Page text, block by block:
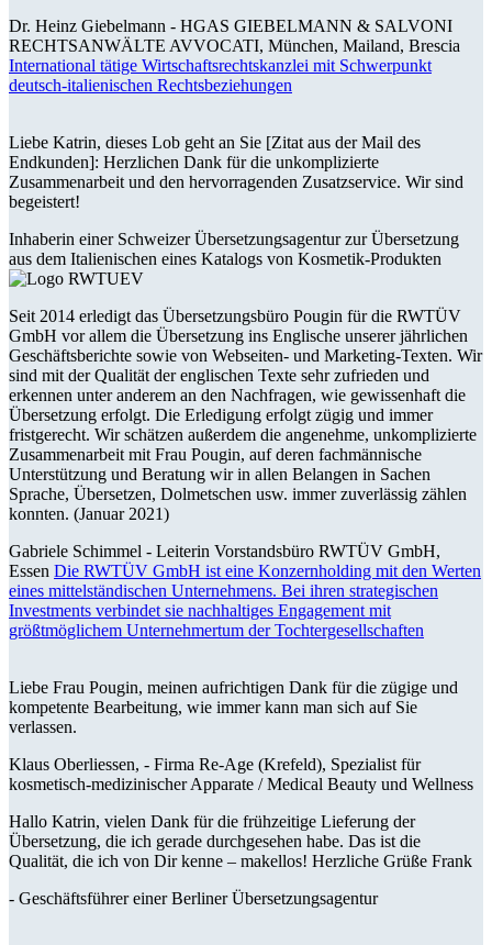
Dr. Heinz Giebelmann - HGAS GIEBELMANN & SALVONI
RECHTSANWÄLTE AVVOCATI, München, Mailand, Brescia
International tätige Wirtschaftsrechtskanzlei mit Schwerpunkt
deutsch-italienischen Rechtsbeziehungen
Liebe Katrin, dieses Lob geht an Sie [Zitat aus der Mail des
Endkunden]: Herzlichen Dank für die unkomplizierte
Zusammenarbeit und den hervorragenden Zusatzservice. Wir sind
begeistert!
Inhaberin einer Schweizer Übersetzungsagentur zur Übersetzung
aus dem Italienischen eines Katalogs von Kosmetik-Produkten
Seit 2014 erledigt das Übersetzungsbüro Pougin für die RWTÜV
GmbH vor allem die Übersetzung ins Englische unserer jährlichen
Geschäftsberichte sowie von Webseiten- und Marketing-Texten. Wir
sind mit der Qualität der englischen Texte sehr zufrieden und
erkennen unter anderem an den Nachfragen, wie gewissenhaft die
Übersetzung erfolgt. Die Erledigung erfolgt zügig und immer
fristgerecht. Wir schätzen außerdem die angenehme, unkomplizierte
Zusammenarbeit mit Frau Pougin, auf deren fachmännische
Unterstützung und Beratung wir in allen Belangen in Sachen
Sprache, Übersetzen, Dolmetschen usw. immer zuverlässig zählen
konnten. (Januar 2021)
Gabriele Schimmel - Leiterin Vorstandsbüro RWTÜV GmbH,
Essen Die RWTÜV GmbH ist eine Konzernholding mit den Werten
eines mittelständischen Unternehmens. Bei ihren strategischen
Investments verbindet sie nachhaltiges Engagement mit
größtmöglichem Unternehmertum der Tochtergesellschaften
Liebe Frau Pougin, meinen aufrichtigen Dank für die zügige und
kompetente Bearbeitung, wie immer kann man sich auf Sie
verlassen.
Klaus Oberliessen, - Firma Re-Age (Krefeld), Spezialist für
kosmetisch-medizinischer Apparate / Medical Beauty und Wellness
Hallo Katrin, vielen Dank für die frühzeitige Lieferung der
Übersetzung, die ich gerade durchgesehen habe. Das ist die
Qualität, die ich von Dir kenne – makellos! Herzliche Grüße Frank
- Geschäftsführer einer Berliner Übersetzungsagentur